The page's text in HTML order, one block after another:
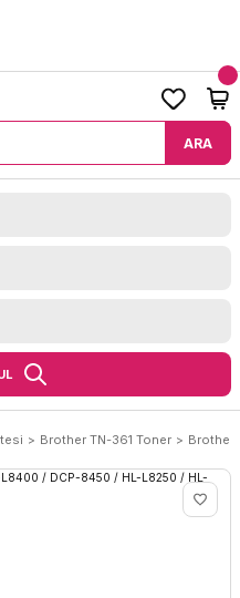
ARA
Brother TN-361 Toner Brother